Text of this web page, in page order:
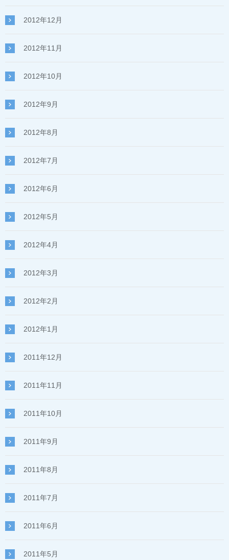
2012年12月
2012年11月
2012年10月
2012年9月
2012年8月
2012年7月
2012年6月
2012年5月
2012年4月
2012年3月
2012年2月
2012年1月
2011年12月
2011年11月
2011年10月
2011年9月
2011年8月
2011年7月
2011年6月
2011年5月